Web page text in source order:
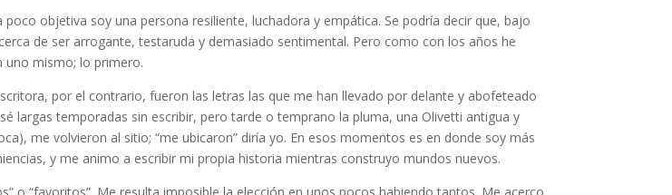
poco objetiva soy una persona resiliente, luchadora y empática. Se podría decir que, bajo
de ser arrogante, testaruda y demasiado sentimental. Pero como con los años he
uno mismo; lo primero.
por el contrario, fueron las letras las que me han llevado por delante y abofeteado
largas temporadas sin escribir, pero tarde o temprano la pluma, una Olivetti antigua y
me volvieron al sitio; “me ubicaron” diría yo. En esos momentos es en donde soy más
y me animo a escribir mi propia historia mientras construyo mundos nuevos.